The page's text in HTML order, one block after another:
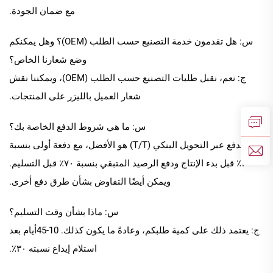
مع ضمان الجودة.
س: هل تقدمون خدمة التصنيع حسب الطلب (OEM)؟ وهل يمكنكم
وضع شعارنا الخاص؟
ج: نعم، نقبل طلبات التصنيع حسب الطلب (OEM)، ويمكننا نقش
شعار العميل بالليزر على المنتجات.
س: ما هي شروط الدفع الخاصة بك؟
ج: الدفع عبر التحويل البنكي (T/T) هو الأفضل، مع دفعة أولى بنسبة
٣٠٪ قبل بدء الإنتاج ودفع الرصيد المتبقي بنسبة ٧٠٪ قبل التسليم.
ويمكن أيضًا التفاوض بشأن طرق دفع أخرى.
س: ماذا بشأن وقت التسليم؟
ج: يعتمد ذلك على كمية طلبكم، وعادةً ما يكون كذلك. 10
-
45 أيام بعد
استلام إيداع نسبته ٣٠٪.